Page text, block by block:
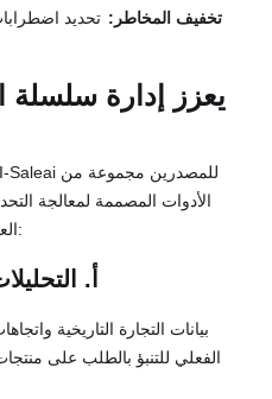
تخفيف المخاطر: تحديد
يعزز إدارة سلسلة
الأدوات المصممة لمعالجة
العالمية. إليك كيف تحدث ساليا فرقًا:
أ.
الفعلي للتنبؤ بالطلب على